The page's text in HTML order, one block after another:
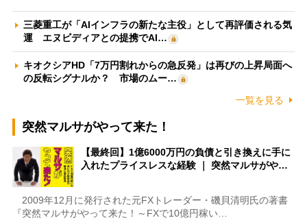
三菱重工が「AIインフラの新たな主役」として再評価される気
運 エヌビディアとの提携でAI…
キオクシアHD「7万円割れからの急反発」は再びの上昇局面へ
の反転シグナルか？ 市場のムー…
一覧を見る
突然マルサがやって来た！
【最終回】1億6000万円の負債と引き換えに手に
入れたプライスレスな経験 ｜ 突然マルサがや…
2009年12月に発行された元FXトレーダー・磯貝清明氏の著書
『突然マルサがやって来た！～FXで10億円稼い…